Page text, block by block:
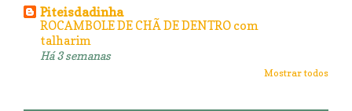
Piteisdadinha
ROCAMBOLE DE CHÃ DE DENTRO com
talharim
Há 3 semanas
Mostrar todos